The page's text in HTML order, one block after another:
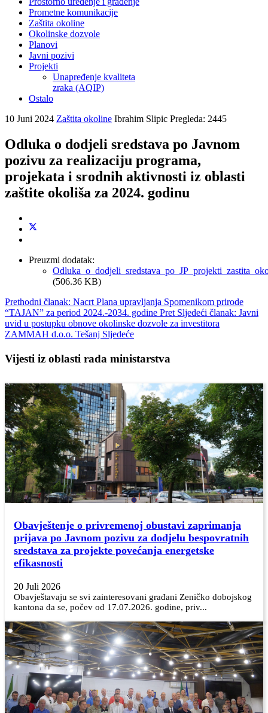
Prometne komunikacije
Zaštita okoline
Okolinske dozvole
Planovi
Javni pozivi
Projekti
Unapređenje kvaliteta
zraka (AQIP)
Ostalo
10 Juni 2024 Zaštita okoline Ibrahim Slipic Pregleda: 2445
Odluka o dodjeli sredstava po Javnom
pozivu za realizaciju programa,
projekata i srodnih aktivnosti iz oblasti
zaštite okoliša za 2024. godinu
Preuzmi dodatak:
(506.36 KB)
Prethodni članak: Nacrt Plana upravljanja Spomenikom prirode
“TAJAN” za period 2024.-2034. godine Pret Sljedeći članak: Javni
uvid u postupku obnove okolinske dozvole za investitora
ZAMMAH d.o.o. Tešanj Sljedeće
Vijesti iz oblasti rada ministarstva
Obavještenje o privremenoj obustavi zaprimanja
prijava po Javnom pozivu za dodjelu bespovratnih
sredstava za projekte povećanja energetske
efikasnosti
20 Juli 2026
Obavještavaju se svi zainteresovani građani Zeničko dobojskog
kantona da se, počev od 17.07.2026. godine, priv...